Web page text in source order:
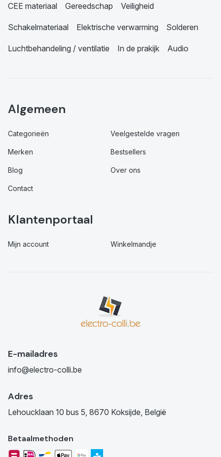
CEE materiaal Gereedschap Veiligheid
Schakelmateriaal Elektrische verwarming Solderen
Luchtbehandeling / ventilatie In de prakijk Audio
Algemeen
Categorieën Veelgestelde vragen
Merken Bestsellers
Blog Over ons
Contact
Klantenportaal
Mijn account Winkelmandje
E-mailadres
info@electro-colli.be
Adres
Lehoucklaan 10 bus 5, 8670 Koksijde, België
Betaalmethoden